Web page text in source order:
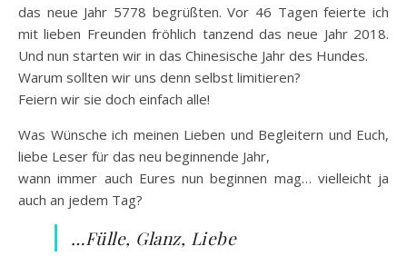
das neue Jahr 5778 begrüßten. Vor 46 Tagen feierte ich
mit lieben Freunden fröhlich tanzend das neue Jahr 2018.
Und nun starten wir in das Chinesische Jahr des Hundes.
Warum sollten wir uns denn selbst limitieren?
Feiern wir sie doch einfach alle!
Was Wünsche ich meinen Lieben und Begleitern und Euch,
liebe Leser für das neu beginnende Jahr,
wann immer auch Eures nun beginnen mag… vielleicht ja
auch an jedem Tag?
…Fülle, Glanz, Liebe